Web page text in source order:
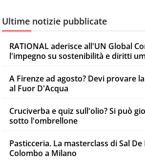
Ultime notizie pubblicate
RATIONAL aderisce all'UN Global
l'impegno su sostenibilità e diritti
A Firenze ad agosto? Devi provare
al Fuor D'Acqua
Cruciverba e quiz sull'olio? Si può
sotto l'ombrellone
Pasticceria. La masterclass di Sal
Colombo a Milano